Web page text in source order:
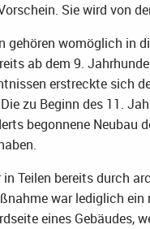
Sie wird von
gehören womöglich in
ab dem 9.
erstreckte sich
zu Beginn des 11.
begonnene Neubau
Teilen bereits durch
war lediglich
eines Gebäudes,